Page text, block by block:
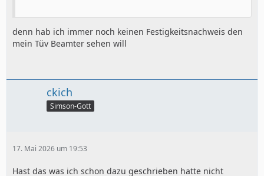
denn hab ich immer noch keinen Festigkeitsnachweis den
mein Tüv Beamter sehen will
ckich
Simson-Gott
17. Mai 2026 um 19:53
Hast das was ich schon dazu geschrieben hatte nicht